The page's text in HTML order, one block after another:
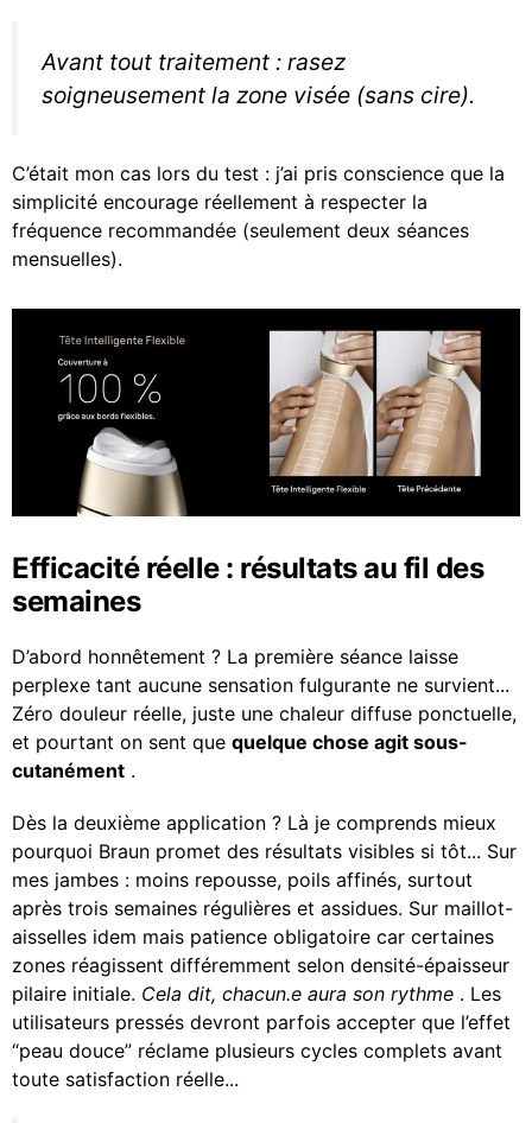
Avant tout traitement : rasez
soigneusement la zone visée (sans cire).
C’était mon cas lors du test : j’ai pris conscience que la
simplicité encourage réellement à respecter la
fréquence recommandée (seulement deux séances
mensuelles).
Efficacité réelle : résultats au fil des
semaines
D’abord honnêtement ? La première séance laisse
perplexe tant aucune sensation fulgurante ne survient...
Zéro douleur réelle, juste une chaleur diffuse ponctuelle,
et pourtant on sent que quelque chose agit sous-
cutanément .
Dès la deuxième application ? Là je comprends mieux
pourquoi Braun promet des résultats visibles si tôt... Sur
mes jambes : moins repousse, poils affinés, surtout
après trois semaines régulières et assidues. Sur maillot-
aisselles idem mais patience obligatoire car certaines
zones réagissent différemment selon densité-épaisseur
pilaire initiale. Cela dit, chacun.e aura son rythme . Les
utilisateurs pressés devront parfois accepter que l’effet
“peau douce” réclame plusieurs cycles complets avant
toute satisfaction réelle...